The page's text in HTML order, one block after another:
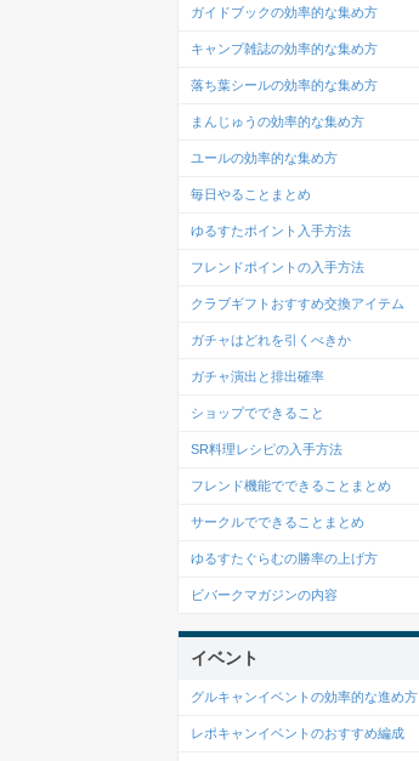
ガイドブックの効率的な集め方
キャンプ雑誌の効率的な集め方
落ち葉シールの効率的な集め方
まんじゅうの効率的な集め方
ユールの効率的な集め方
毎日やることまとめ
ゆるすたポイント入手方法
フレンドポイントの入手方法
クラブギフトおすすめ交換アイテム
ガチャはどれを引くべきか
ガチャ演出と排出確率
ショップでできること
SR料理レシピの入手方法
フレンド機能でできることまとめ
サークルでできることまとめ
ゆるすたぐらむの勝率の上げ方
ビバークマガジンの内容
イベント
グルキャンイベントの効率的な進め方
レポキャンイベントのおすすめ編成